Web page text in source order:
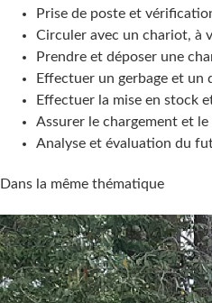
Prise de poste et
Circuler avec un chariot, à
Prendre et déposer une
Effectuer un gerbage et un
Effectuer la mise en stock
Assurer le chargement et le
Analyse et évaluation du
Dans la même thématique